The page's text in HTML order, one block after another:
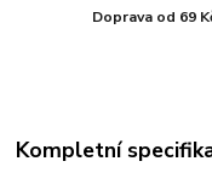
Doprava od 69
Kompletní